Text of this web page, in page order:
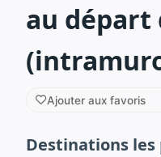
au départ
Ajouter aux favoris
Destinations